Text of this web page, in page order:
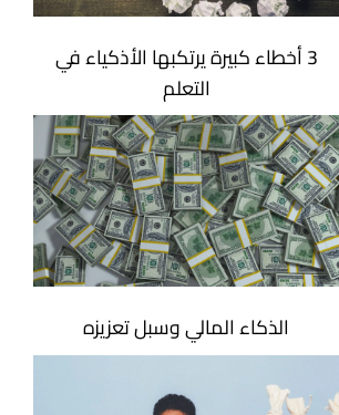
3 أخطاء كبيرة يرتكبها الأذكياء في
التعلم
الذكاء المالي وسبل تعزيزه